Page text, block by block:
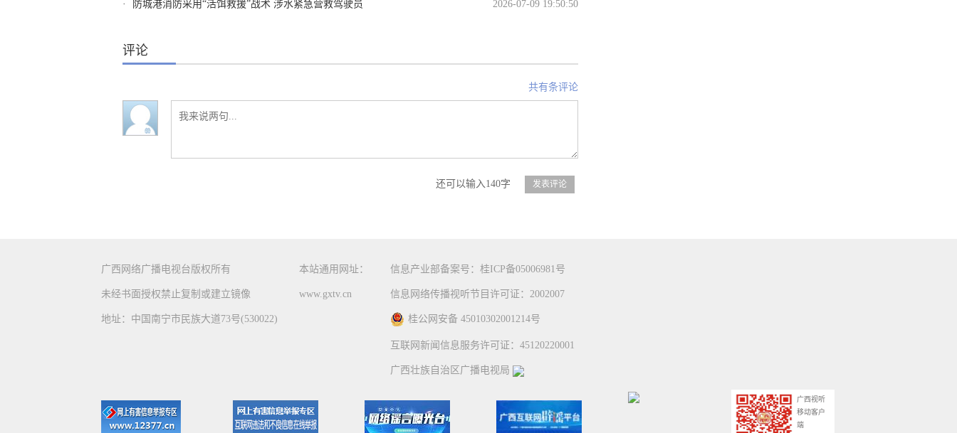
·
防城港消防采用“活饵救援”战术 涉水紧急营救驾驶员 2026-07-09 19:50:50
评论
共有条评论
还可以输入140字
广西网络广播电视台版权所有
未经书面授权禁止复制或建立镜像
地址：中国南宁市民族大道73号(530022)
本站通用网址：
www.gxtv.cn
信息产业部备案号：桂ICP备05006981号
信息网络传播视听节目许可证：2002007
桂公网安备 45010302001214号
互联网新闻信息服务许可证：45120220001
广西壮族自治区广播电视局
广西视听
移动客户
端